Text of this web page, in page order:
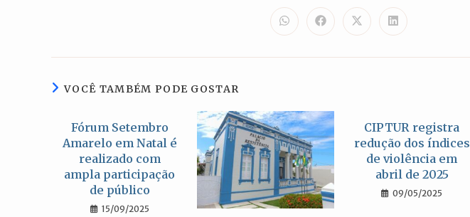
Abre
em
nova
Abre
em
nova
Abre
em
nova
Abre
em
nova
VOCÊ TAMBÉM PODE GOSTAR
Fórum Setembro
Amarelo em Natal é
realizado com
ampla participação
de público
15/09/2025
CIPTUR registra
redução dos índices
de violência em
abril de 2025
09/05/2025